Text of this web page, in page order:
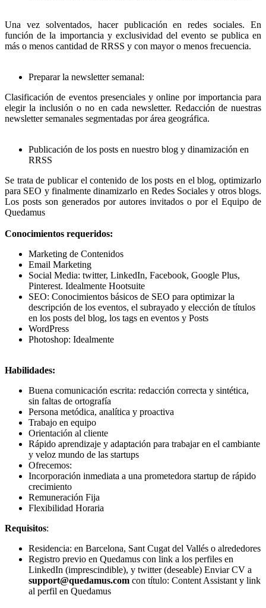
Una vez solventados, hacer publicación en redes sociales. En
función de la importancia y exclusividad del evento se publica en
más o menos cantidad de RRSS y con mayor o menos frecuencia.
Preparar la newsletter semanal:
Clasificación de eventos presenciales y online por importancia para
elegir la inclusión o no en cada newsletter. Redacción de nuestras
newsletter semanales segmentadas por área geográfica.
Publicación de los posts en nuestro blog y dinamización en
RRSS
Se trata de publicar el contenido de los posts en el blog, optimizarlo
para SEO y finalmente dinamizarlo en Redes Sociales y otros blogs.
Los posts son generados por autores invitados o por el Equipo de
Quedamus
Conocimientos requeridos:
Marketing de Contenidos
Email Marketing
Social Media: twitter, LinkedIn, Facebook, Google Plus,
Pinterest. Idealmente Hootsuite
SEO: Conocimientos básicos de SEO para optimizar la
descripción de los eventos, el subrayado y elección de títulos
en los posts del blog, los tags en eventos y Posts
WordPress
Photoshop: Idealmente
Habilidades:
Buena comunicación escrita: redacción correcta y sintética,
sin faltas de ortografía
Persona metódica, analítica y proactiva
Trabajo en equipo
Orientación al cliente
Rápido aprendizaje y adaptación para trabajar en el cambiante
y veloz mundo de las startups
Ofrecemos:
Incorporación inmediata a una prometedora startup de rápido
crecimiento
Remuneración Fija
Flexibilidad Horaria
Requisitos:
Residencia: en Barcelona, Sant Cugat del Vallés o alrededores
Registro previo en Quedamus con link a los perfiles en
LinkedIn (imprescindible), y twitter (deseable) Enviar CV a
support@quedamus.com con título: Content Assistant y link
al perfil en Quedamus